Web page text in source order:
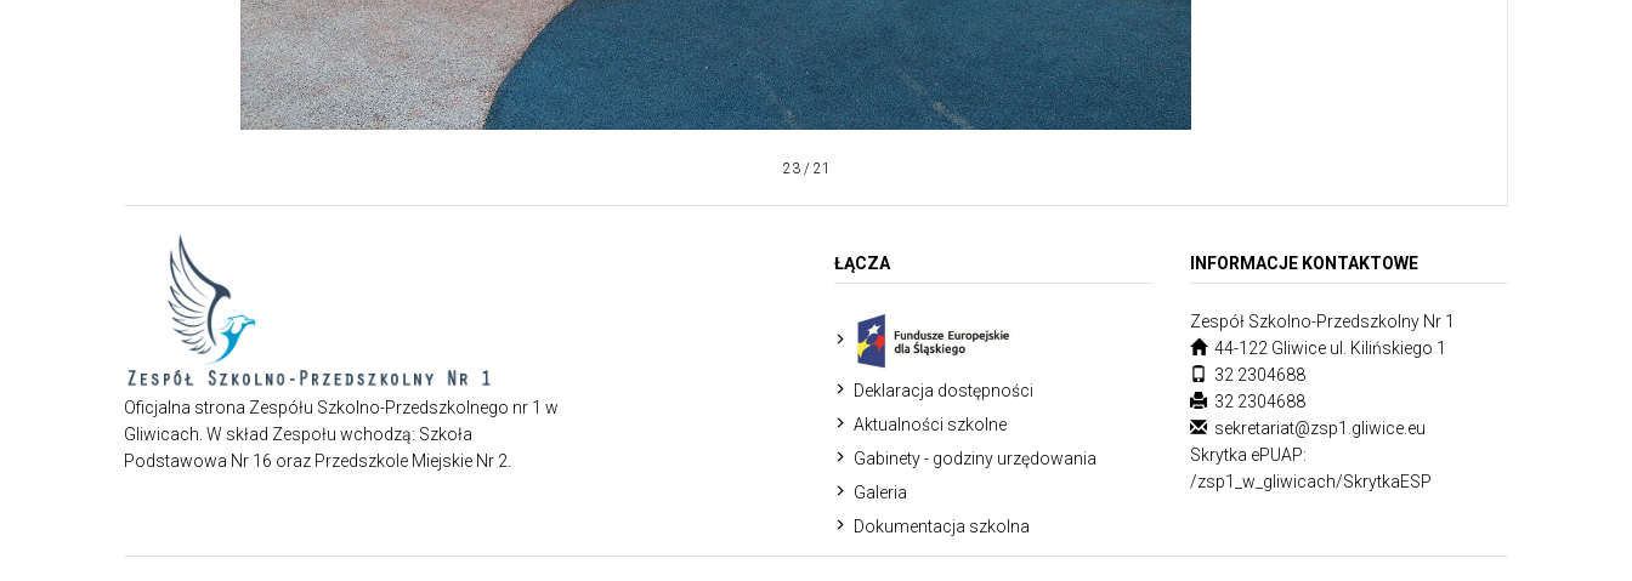
23 / 21
Oficjalna strona Zespółu Szkolno-Przedszkolnego nr 1 w
Gliwicach. W skład Zespołu wchodzą: Szkoła
Podstawowa Nr 16 oraz Przedszkole Miejskie Nr 2.
ŁĄCZA
Deklaracja dostępności
Aktualności szkolne
Gabinety - godziny urzędowania
Galeria
Dokumentacja szkolna
INFORMACJE KONTAKTOWE
Zespół Szkolno-Przedszkolny Nr 1
44-122 Gliwice ul. Kilińskiego 1
32 2304688
32 2304688
sekretariat@zsp1.gliwice.eu
Skrytka ePUAP:
/zsp1_w_gliwicach/SkrytkaESP